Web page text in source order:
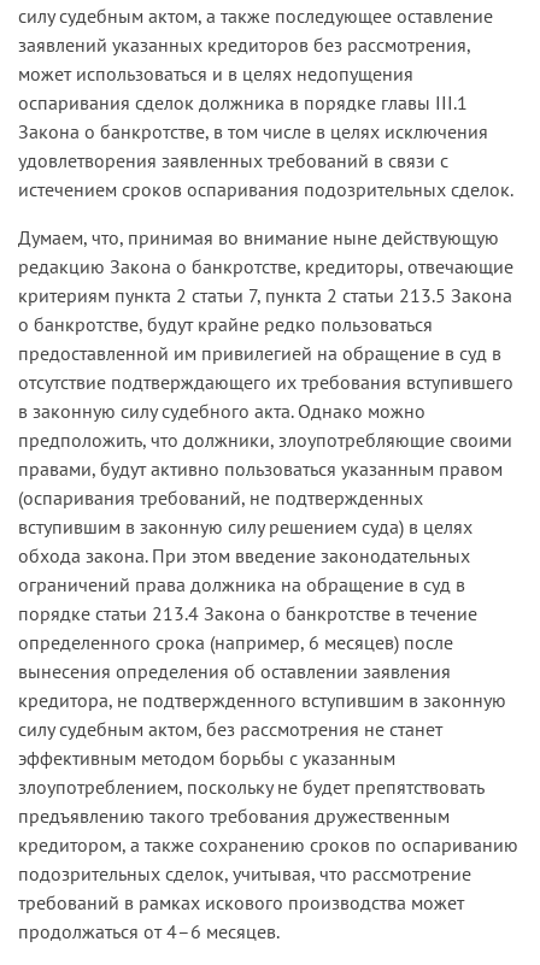
силу судебным актом, а также последующее оставление
заявлений указанных кредиторов без рассмотрения,
может использоваться и в целях недопущения
оспаривания сделок должника в порядке главы III.1
Закона о банкротстве, в том числе в целях исключения
удовлетворения заявленных требований в связи с
истечением сроков оспаривания подозрительных сделок.
Думаем, что, принимая во внимание ныне действующую
редакцию Закона о банкротстве, кредиторы, отвечающие
критериям пункта 2 статьи 7, пункта 2 статьи 213.5 Закона
о банкротстве, будут крайне редко пользоваться
предоставленной им привилегией на обращение в суд в
отсутствие подтверждающего их требования вступившего
в законную силу судебного акта. Однако можно
предположить, что должники, злоупотребляющие своими
правами, будут активно пользоваться указанным правом
(оспаривания требований, не подтвержденных
вступившим в законную силу решением суда) в целях
обхода закона. При этом введение законодательных
ограничений права должника на обращение в суд в
порядке статьи 213.4 Закона о банкротстве в течение
определенного срока (например, 6 месяцев) после
вынесения определения об оставлении заявления
кредитора, не подтвержденного вступившим в законную
силу судебным актом, без рассмотрения не станет
эффективным методом борьбы с указанным
злоупотреблением, поскольку не будет препятствовать
предъявлению такого требования дружественным
кредитором, а также сохранению сроков по оспариванию
подозрительных сделок, учитывая, что рассмотрение
требований в рамках искового производства может
продолжаться от 4–6 месяцев.